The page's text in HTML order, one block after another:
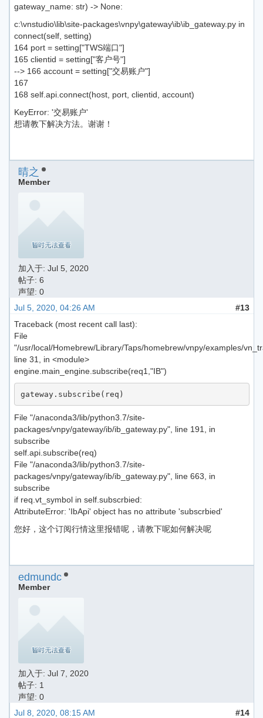
gateway_name: str) -> None:
c:\vnstudio\lib\site-packages\vnpy\gateway\ib\ib_gateway.py in
connect(self, setting)
164 port = setting["TWS端口"]
165 clientid = setting["客户号"]
--> 166 account = setting["交易账户"]
167
168 self.api.connect(host, port, clientid, account)
KeyError: '交易账户'
想请教下解决方法。谢谢！
晴之
Member
加入于: Jul 5, 2020
帖子: 6
声望: 0
Jul 5, 2020, 04:26 AM
#13
Traceback (most recent call last):
File
"/usr/local/Homebrew/Library/Taps/homebrew/vnpy/examples/
line 31, in <module>
engine.main_engine.subscribe(req1,"IB")
File "/anaconda3/lib/python3.7/site-
packages/vnpy/gateway/ib/ib_gateway.py", line 191, in
subscribe
self.api.subscribe(req)
File "/anaconda3/lib/python3.7/site-
packages/vnpy/gateway/ib/ib_gateway.py", line 663, in
subscribe
if req.vt_symbol in self.subscrbied:
AttributeError: 'IbApi' object has no attribute 'subscrbied'
您好，这个订阅行情这里报错呢，请教下呢如何解决呢
edmundc
Member
加入于: Jul 7, 2020
帖子: 1
声望: 0
Jul 8, 2020, 08:15 AM
#14